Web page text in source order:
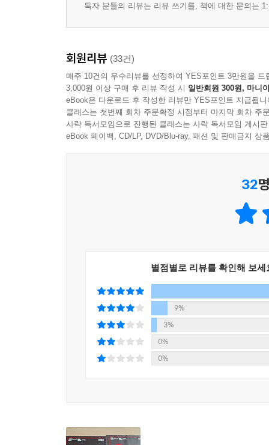
독자 분들의 리뷰는 리뷰 쓰기를, 책에 대한 문의는
회원리뷰 (33건)
매주 10건의 우수리뷰를 선정하여 YES포인트 3만원을 드
3,000원 이상 구매 후 리뷰 작성 시 일반회원 300원, 마니
eBook은 다운로드 후 작성한 리뷰만 YES포인트 지급됩니
클래스는 첫번째 회차 주문확정 시점부터 마지막 회차 주
사락 독서모임으로 진행된 클래스는 사락 독서모임 게시
eBook 페이백, CD/LP, DVD/Blu-ray, 패션 및 판매금지 상
32
별점별로 리뷰를 확인해 보세
9%
3%
0%
0%